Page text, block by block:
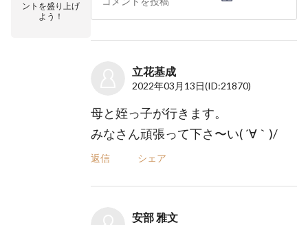
ントを盛り上げ
よう！
立花基成
2022年03月13日(ID:21870)
母と姪っ子が行きます。
みなさん頑張って下さ〜い( ´∀｀)/
返信 シェア
安部 雅文